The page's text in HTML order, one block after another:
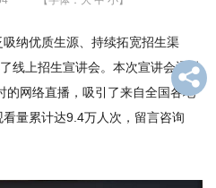
人
才
纳优质生源、持续拓宽招生渠
线上招生宣讲会。本次宣讲会通过
的网络直播，吸引了来自全国各地
量累计达9.4万人次，留言咨询